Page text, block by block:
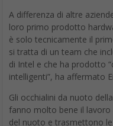
A differenza di altre
loro primo prodotto
è solo tecnicamente il
si tratta di un team che
di Intel e che ha prodotto
intelligenti”, ha affermato
Gli occhialini da nuoto
fanno molto bene il
del nuoto e trasmettono